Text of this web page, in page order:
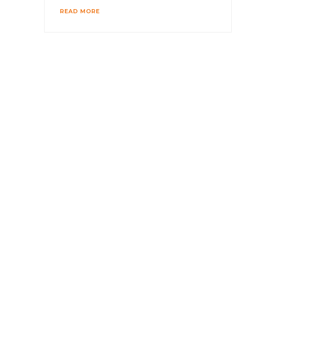
READ MORE